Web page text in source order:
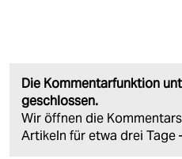
Die Kommentarfunktion
geschlossen.
Wir öffnen die
Artikeln für etwa drei Tage